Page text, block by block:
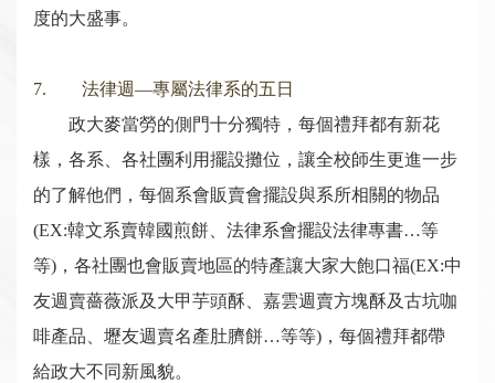
度的大盛事。
7. 法律週—專屬法律系的五日
政大麥當勞的側門十分獨特，每個禮拜都有新花
樣，各系、各社團利用擺設攤位，讓全校師生更進一步
的了解他們，每個系會販賣會擺設與系所相關的物品
(EX:韓文系賣韓國煎餅、法律系會擺設法律專書…等
等)，各社團也會販賣地區的特產讓大家大飽口福(EX:中
友週賣薔薇派及大甲芋頭酥、嘉雲週賣方塊酥及古坑咖
啡產品、壢友週賣名產肚臍餅…等等)，每個禮拜都帶
給政大不同新風貌。